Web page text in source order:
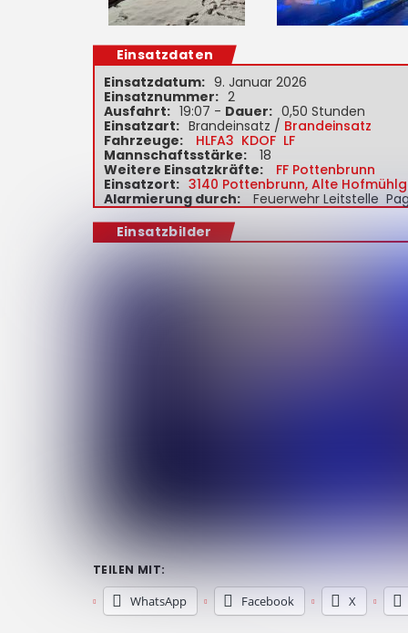
Einsatzdaten
Einsatzdatum: 9. Januar 2026
Einsatznummer: 2
Ausfahrt: 19:07 - Dauer: 0,50 Stunden
Einsatzart: Brandeinsatz / Brandeinsatz
Fahrzeuge:
HLFA3 KDOF LF
Mannschaftsstärke:
18
Weitere Einsatzkräfte:
FF Pottenbrunn
Einsatzort: 3140 Pottenbrunn, Alte
Alarmierung durch:
Feuerwehr Leitstelle
Einsatzbilder
TEILEN MIT:
WhatsApp Facebook X